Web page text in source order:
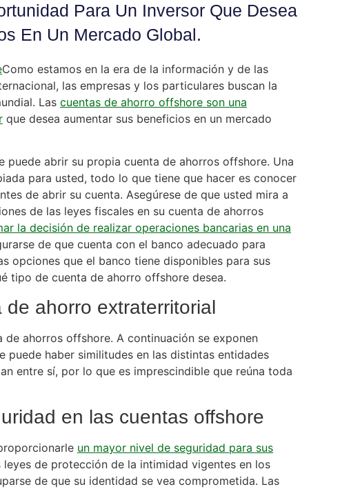
Para Un Inversor Que Desea
En Un Mercado Global.
Como estamos en la era de la información y de las
las empresas y los particulares buscan la
Las cuentas de ahorro offshore son una
que desea aumentar sus beneficios en un mercado
puede abrir su propia cuenta de ahorros offshore. Una
para usted, todo lo que tiene que hacer es conocer
de abrir su cuenta. Asegúrese de que usted mira a
de las leyes fiscales en su cuenta de ahorros
la decisión de realizar operaciones bancarias en una
de que cuenta con el banco adecuado para
opciones que el banco tiene disponibles para sus
tipo de cuenta de ahorro offshore desea.
ahorro extraterritorial
de ahorros offshore. A continuación se exponen
puede haber similitudes en las distintas entidades
entre sí, por lo que es imprescindible que reúna toda
en las cuentas offshore
un mayor nivel de seguridad para sus
de protección de la intimidad vigentes en los
de que su identidad se vea comprometida. Las